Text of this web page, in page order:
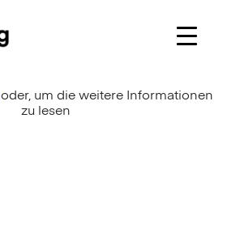
oder, um die weitere Informationen
zu lesen